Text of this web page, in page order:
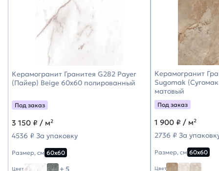
Керамогранит Гранитея G282 Payer
(Пайер) Beige 60х60 полированный
Под заказ
3 150 ₽ / м²
4536 ₽ За упаковку
Размер, см 60х60
Цвет + 5
Керамогранит
Sugomak
матовый
Под заказ
1 900 ₽ / м²
2736 ₽ За
Размер, см 60х60
Цвет